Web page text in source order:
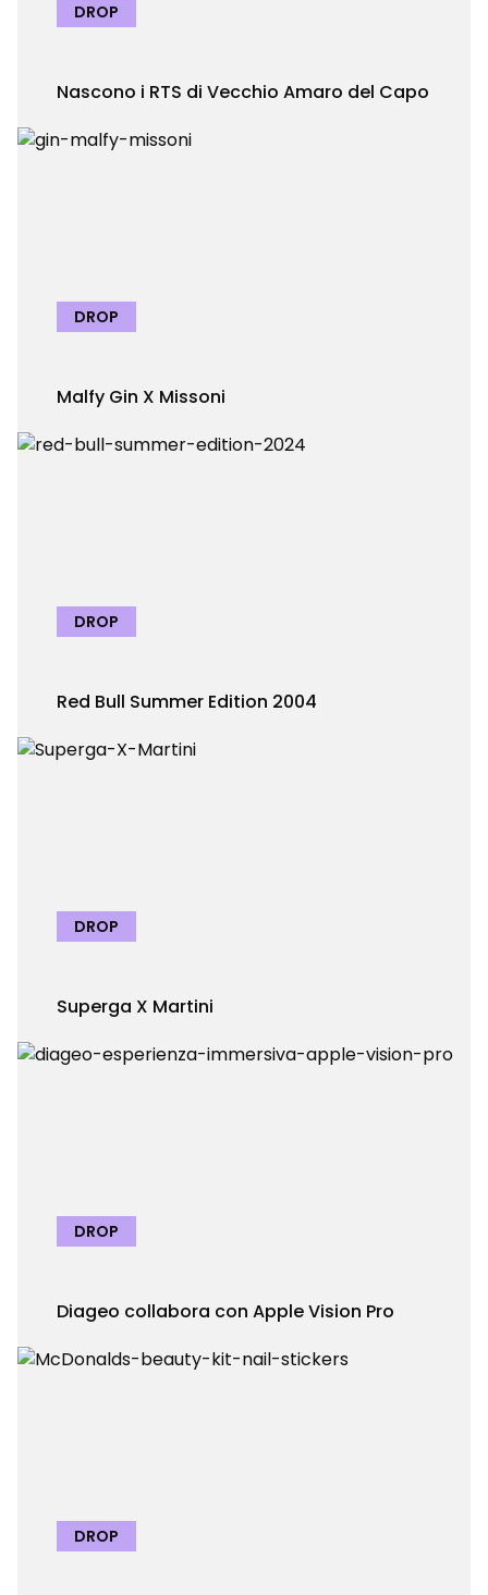
DROP
Nascono i RTS di Vecchio Amaro del Capo
DROP
Malfy Gin X Missoni
DROP
Red Bull Summer Edition 2004
DROP
Superga X Martini
DROP
Diageo collabora con Apple Vision Pro
DROP